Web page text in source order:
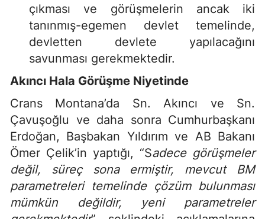
çıkması ve görüşmelerin ancak iki
tanınmış-egemen devlet temelinde,
devletten devlete yapılacağını
savunması gerekmektedir.
Akıncı Hala Görüşme Niyetinde
Crans Montana’da Sn. Akıncı ve Sn.
Çavuşoğlu ve daha sonra Cumhurbaşkanı
Erdoğan, Başbakan Yıldırım ve AB Bakanı
Ömer Çelik’in yaptığı, “Sadece görüşmeler
değil, süreç sona ermiştir, mevcut BM
parametreleri temelinde çözüm bulunması
mümkün değildir, yeni parametreler